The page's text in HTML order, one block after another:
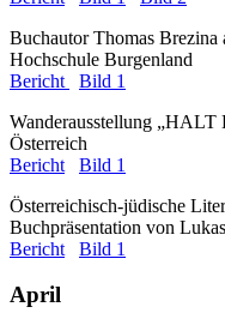
Buchautor Thomas Brezina
Hochschule Burgenland
Bericht
Bild 1
Wanderausstellung
Österreich
Bericht
Bild 1
Österreichisch-jüdische
Buchpräsentation von
Bericht
Bild 1
April